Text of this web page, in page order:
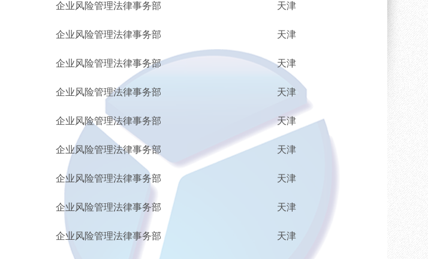
企业风险管理法律事务部 天津
企业风险管理法律事务部 天津
企业风险管理法律事务部 天津
企业风险管理法律事务部 天津
企业风险管理法律事务部 天津
企业风险管理法律事务部 天津
企业风险管理法律事务部 天津
企业风险管理法律事务部 天津
企业风险管理法律事务部 天津